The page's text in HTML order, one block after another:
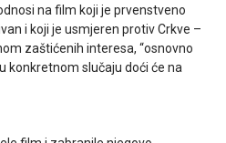
na film koji je prvenstveno
i koji je usmjeren protiv Crkve –
zaštićenih interesa, “osnovno
konkretnom slučaju doći će na